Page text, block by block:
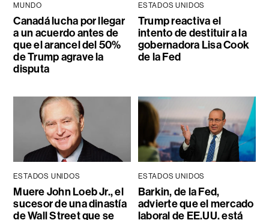
MUNDO
Canadá lucha por llegar
a un acuerdo antes de
que el arancel del 50%
de Trump agrave la
disputa
ESTADOS UNIDOS
Trump reactiva el
intento de destituir a la
gobernadora Lisa Cook
de la Fed
ESTADOS UNIDOS
Muere John Loeb Jr., el
sucesor de una dinastía
de Wall Street que se
ESTADOS UNIDOS
Barkin, de la Fed,
advierte que el mercado
laboral de EE.UU. está